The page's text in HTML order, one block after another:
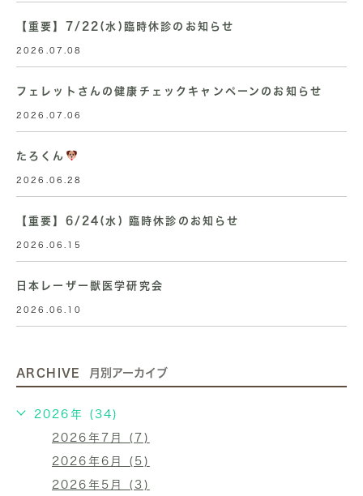
【重要】7/22(水)臨時休診のお知らせ
2026.07.08
フェレットさんの健康チェックキャンペーンのお知らせ
2026.07.06
たろくん
2026.06.28
【重要】6/24(水) 臨時休診のお知らせ
2026.06.15
日本レーザー獣医学研究会
2026.06.10
ARCHIVE 月別アーカイブ
2026年 (34)
2026年7月 (7)
2026年6月 (5)
2026年5月 (3)